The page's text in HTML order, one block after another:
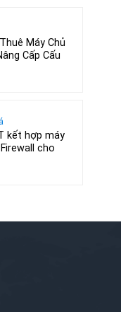
Máy Chủ
Cấp Cấu
kết hợp máy
cho